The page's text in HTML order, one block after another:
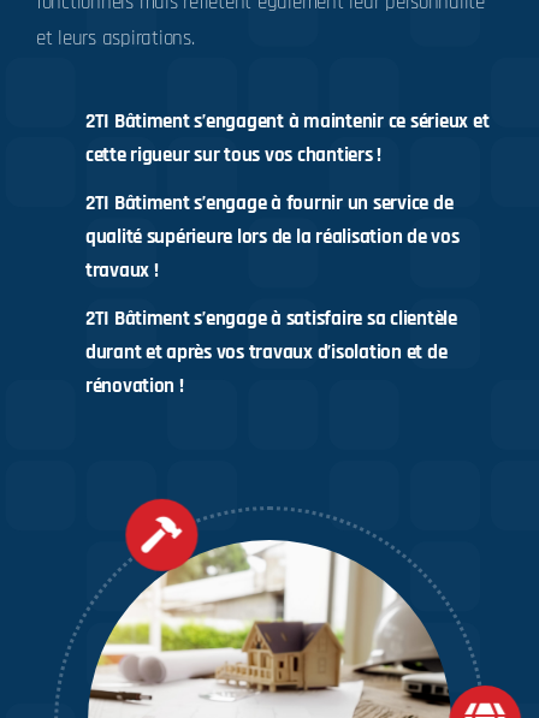
et leurs aspirations.
2TI Bâtiment s’engagent à maintenir ce sérieux et
cette rigueur sur tous vos chantiers !
2TI Bâtiment s’engage à fournir un service de
qualité supérieure lors de la réalisation de vos
travaux !
2TI Bâtiment s’engage à satisfaire sa clientèle
durant et après vos travaux d’isolation et de
rénovation !